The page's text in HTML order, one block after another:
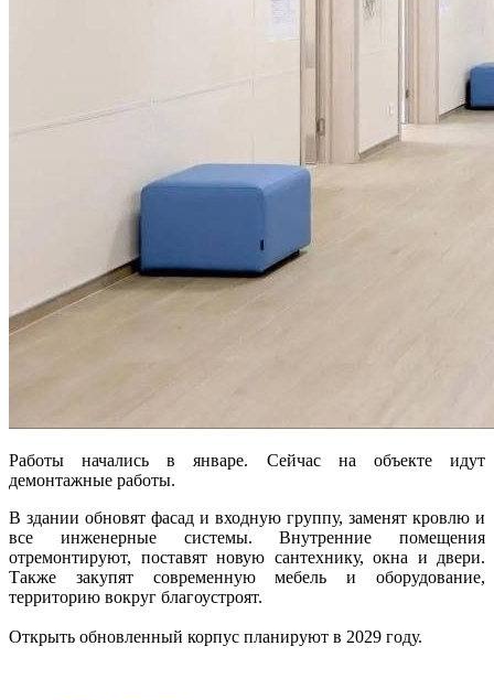
Работы начались в январе. Сейчас на объекте идут
демонтажные работы.
В здании обновят фасад и входную группу, заменят кровлю и
все инженерные системы. Внутренние помещения
отремонтируют, поставят новую сантехнику, окна и двери.
Также закупят современную мебель и оборудование,
территорию вокруг благоустроят.
Открыть обновленный корпус планируют в 2029 году.